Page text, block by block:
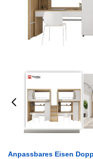
Anpassbares Eisen